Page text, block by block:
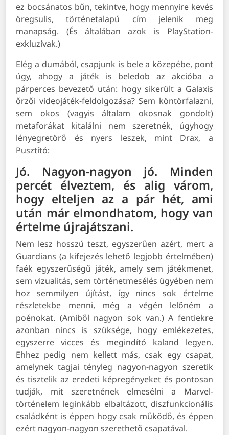
ez bocsánatos bűn, tekintve, hogy mennyire kevés
öregsulis, történetalapú cím jelenik meg
manapság. (És általában azok is PlayStation-
exkluzívak.)
Elég a dumából, csapjunk is bele a közepébe, pont
úgy, ahogy a játék is beledob az akcióba a
párperces bevezető után: hogy sikerült a Galaxis
őrzői videojáték-feldolgozása? Sem köntörfalazni,
sem okos (vagyis általam okosnak gondolt)
metaforákat kitalálni nem szeretnék, úgyhogy
lényegretörő és nyers leszek, mint Drax, a
Pusztító:
Jó. Nagyon-nagyon jó. Minden
percét élveztem, és alig várom,
hogy elteljen az a pár hét, ami
után már elmondhatom, hogy van
értelme újrajátszani.
Nem lesz hosszú teszt, egyszerűen azért, mert a
Guardians (a kifejezés lehető legjobb értelmében)
faék egyszerűségű játék, amely sem játékmenet,
sem vizualitás, sem történetmesélés ügyében nem
hoz semmilyen újítást, így nincs sok értelme
részletekbe menni, még a végén lelőném a
poénokat. (Amiből nagyon sok van.) A fentiekre
azonban nincs is szüksége, hogy emlékezetes,
egyszerre vicces és megindító kaland legyen.
Ehhez pedig nem kellett más, csak egy csapat,
amelynek tagjai tényleg nagyon-nagyon szeretik
és tisztelik az eredeti képregényeket és pontosan
tudják, mit szeretnének elmesélni a Marvel-
történelem leginkább elbaltázott, diszfunkcionális
családként is éppen hogy csak működő, és éppen
ezért nagyon-nagyon szerethető csapatával.